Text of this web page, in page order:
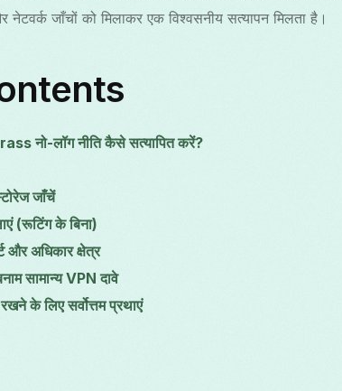
जाँचों को मिलाकर एक विश्वसनीय सत्यापन मिलता है।
नो-लॉग नीति कैसे सत्यापित करें?
जाँचें
(रूटिंग के बिना)
और अधिकार क्षेत्र
सामान्य VPN दावे
के लिए सर्वोत्तम प्रथाएं